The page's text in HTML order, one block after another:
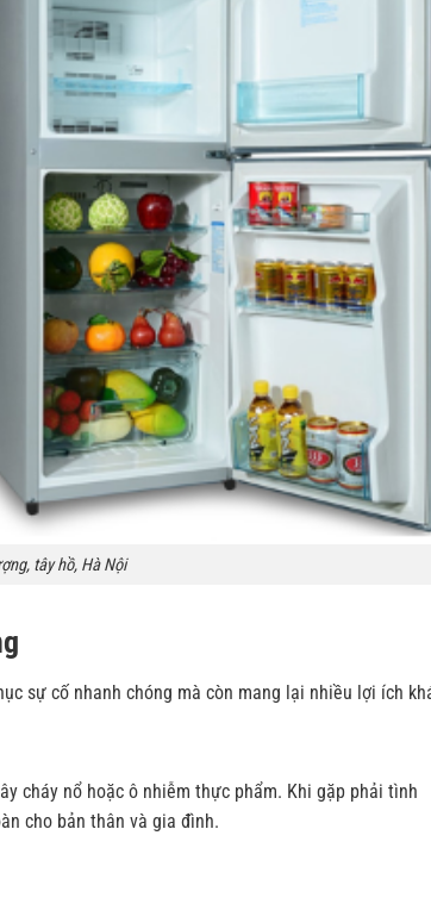
tây hồ, Hà Nội
sự cố nhanh chóng mà còn mang lại nhiều lợi ích
cháy nổ hoặc ô nhiễm thực phẩm. Khi gặp phải tình
cho bản thân và gia đình.